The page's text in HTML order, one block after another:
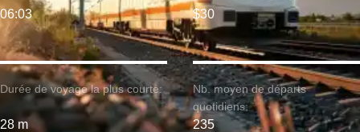
Durée de voyage la plus courte:
28 m
06:03 $30
Nb. moyen de départs
quotidiens:
235